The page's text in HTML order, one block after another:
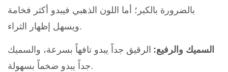
بالضرورة بالكبر؛ أما اللون الذهبي فيبدو أكثر فخامة
ويسهل إظهار الثراء.
السميك والرفيع: الرقيق جداً يبدو تافهاً بسرعة، والسميك
جداً يبدو ضخماً بسهولة.